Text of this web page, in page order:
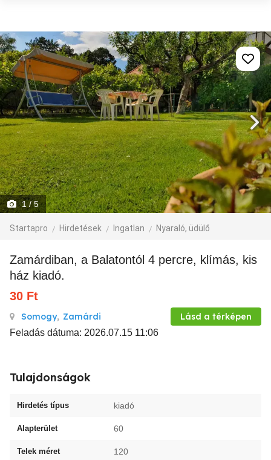
1/ 5
Startapro Hirdetések Ingatlan Nyaraló, üdülő
Zamárdiban, a Balatontól 4 percre, klímás, kis
ház kiadó.
30 Ft
Somogy, Zamárdi Lásd a térképen
Feladás dátuma: 2026.07.15 11:06
Tulajdonságok
Hirdetés típus kiadó
Alapterület 60
Telek méret 120